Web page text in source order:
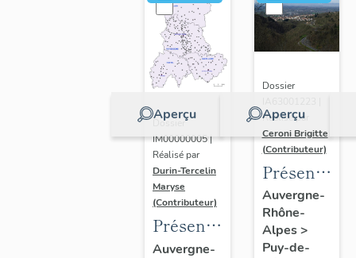
Aperçu
Dossier
IM00000005 |
Réalisé par
Durin-Tercelin
Maryse
(Contributeur)
Présentation
de
Auvergne-
Aperçu
Dossier
Réalisé par
Ceroni Brigitte
(Contributeur)
de
l'enquête
thématique
Auvergne-
Rhône-
Alpes>
Puy-de-